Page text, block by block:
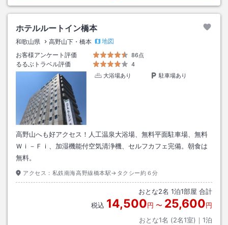
ホテルルートイン橋本
和歌山県 高野山下・橋本
地図
お客様アンケート評価
86点
るるぶトラベル評価
4
大浴場あり
駐車場あり
高野山へも好アクセス！人工温泉大浴場、無料平面駐車場、無料
Ｗｉ－Ｆｉ、加湿機能付空気清浄機、セルフカフェ完備。朝食は
無料。
アクセス： 私鉄南海高野線橋本駅→タクシー約６分
おとな2名 1泊1部屋 合計
税込 14,500円 〜 25,600円
おとな1名 (2名1室)｜ 1泊